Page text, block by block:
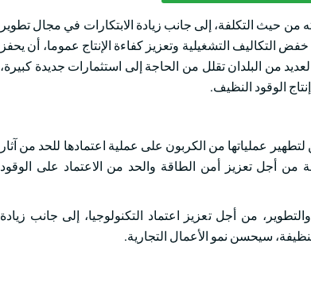
حيث التكلفة، إلى جانب زيادة الابتكارات في مجال تطوير
التكاليف التشغيلية وتعزيز كفاءة الإنتاج عموما، أن يحفز
من البلدان تقلل من الحاجة إلى استثمارات جديدة كبيرة،
الوقود النظيف.
عملياتها من الكربون على عملية اعتمادها للحد من آثار
من أجل تعزيز أمن الطاقة والحد من الاعتماد على الوقود
من أجل تعزيز اعتماد التكنولوجيا، إلى جانب زيادة
سيحسن نمو الأعمال التجارية.